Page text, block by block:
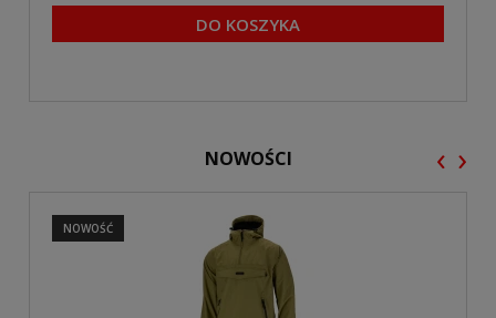
DO KOSZYKA
NOWOŚCI
NOWOŚĆ
‹ ›